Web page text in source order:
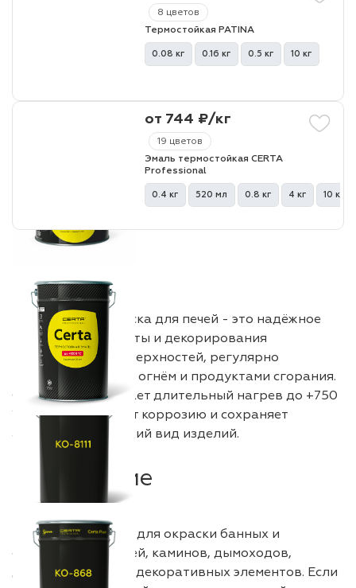
8 цветов
Термостойкая PATINA
0.08 кг 0.16 кг 0.5 кг 10 кг
19 цветов
от 744 ₽/кг
Эмаль термостойкая CERTA
Professional
0.4 кг 520 мл 0.8 кг 4 кг 10 кг
Термостойкая краска для печей - это надёжное
решение для защиты и декорирования
металлических поверхностей, регулярно
контактирующих с огнём и продуктами сгорания.
Состав выдерживает длительный нагрев до +750
°C, предотвращает коррозию и сохраняет
аккуратный внешний вид изделий.
Назначение
Эмаль используют для окраски банных и
отопительных печей, каминов, дымоходов,
дверец, экранов и декоративных элементов. Если